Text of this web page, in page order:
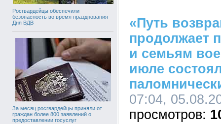
Росгвардейцы обеспечили
безопасность во время празднования
Дня ВДВ
За месяц росгвардейцы приняли от
граждан более 800 заявлений о
предоставлении госуслуг
«Путь
продолжает
и семьям
июле
07:04,